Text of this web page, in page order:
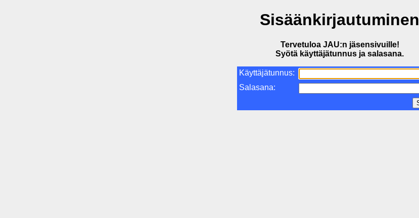
Sisäänkirjautuminen
Tervetuloa JAU:n jäsensivuille!
Syötä käyttäjätunnus ja salasana.
Käyttäjätunnus:
Salasana: